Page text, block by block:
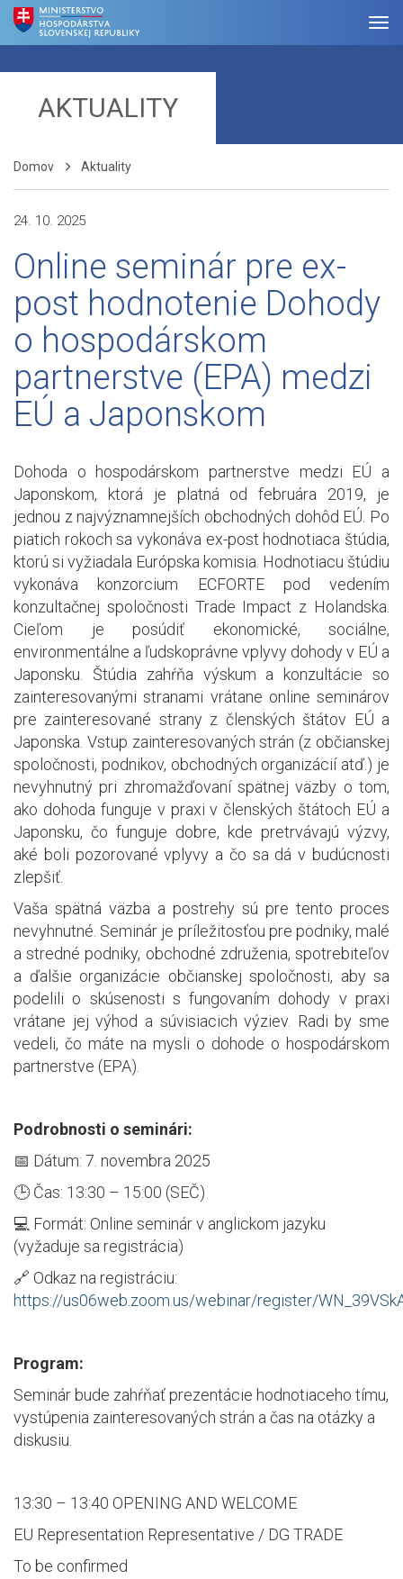
AKTUALITY
Domov Aktuality
24. 10. 2025
Online seminár pre ex-
post hodnotenie Dohody
o hospodárskom
partnerstve (EPA) medzi
EÚ a Japonskom
Dohoda o hospodárskom partnerstve medzi EÚ a
Japonskom, ktorá je platná od februára 2019, je
jednou z najvýznamnejších obchodných dohôd EÚ. Po
piatich rokoch sa vykonáva ex-post hodnotiaca štúdia,
ktorú si vyžiadala Európska komisia. Hodnotiacu štúdiu
vykonáva konzorcium ECFORTE pod vedením
konzultačnej spoločnosti Trade Impact z Holandska.
Cieľom je posúdiť ekonomické, sociálne,
environmentálne a ľudskoprávne vplyvy dohody v EÚ a
Japonsku. Štúdia zahŕňa výskum a konzultácie so
zainteresovanými stranami vrátane online seminárov
pre zainteresované strany z členských štátov EÚ a
Japonska. Vstup zainteresovaných strán (z občianskej
spoločnosti, podnikov, obchodných organizácií atď.) je
nevyhnutný pri zhromažďovaní spätnej väzby o tom,
ako dohoda funguje v praxi v členských štátoch EÚ a
Japonsku, čo funguje dobre, kde pretrvávajú výzvy,
aké boli pozorované vplyvy a čo sa dá v budúcnosti
zlepšiť.
Vaša spätná väzba a postrehy sú pre tento proces
nevyhnutné. Seminár je príležitosťou pre podniky, malé
a stredné podniky, obchodné združenia, spotrebiteľov
a ďalšie organizácie občianskej spoločnosti, aby sa
podelili o skúsenosti s fungovaním dohody v praxi
vrátane jej výhod a súvisiacich výziev. Radi by sme
vedeli, čo máte na mysli o dohode o hospodárskom
partnerstve (EPA).
Podrobnosti o seminári:
📅 Dátum: 7. novembra 2025
🕒 Čas: 13:30 – 15:00 (SEČ)
💻 Formát: Online seminár v anglickom jazyku
(vyžaduje sa registrácia)
🔗 Odkaz na registráciu:
https://us06web.zoom.us/webinar/register/
Program:
Seminár bude zahŕňať prezentácie hodnotiaceho tímu,
vystúpenia zainteresovaných strán a čas na otázky a
diskusiu.
13:30 – 13:40 OPENING AND WELCOME
EU Representation Representative / DG TRADE
To be confirmed